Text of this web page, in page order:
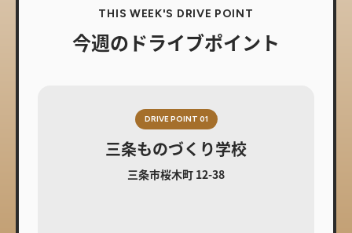
THIS WEEK'S DRIVE POINT
今週のドライブポイント
DRIVE POINT 01
三条ものづくり学校
三条市桜木町 12-38